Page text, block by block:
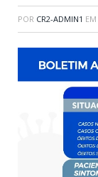
POR CR2-ADMIN1 EM